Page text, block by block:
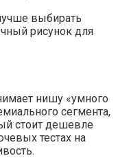
выбирать
рисунок для
нишу «умного
сегмента,
стоит дешевле
тестах на